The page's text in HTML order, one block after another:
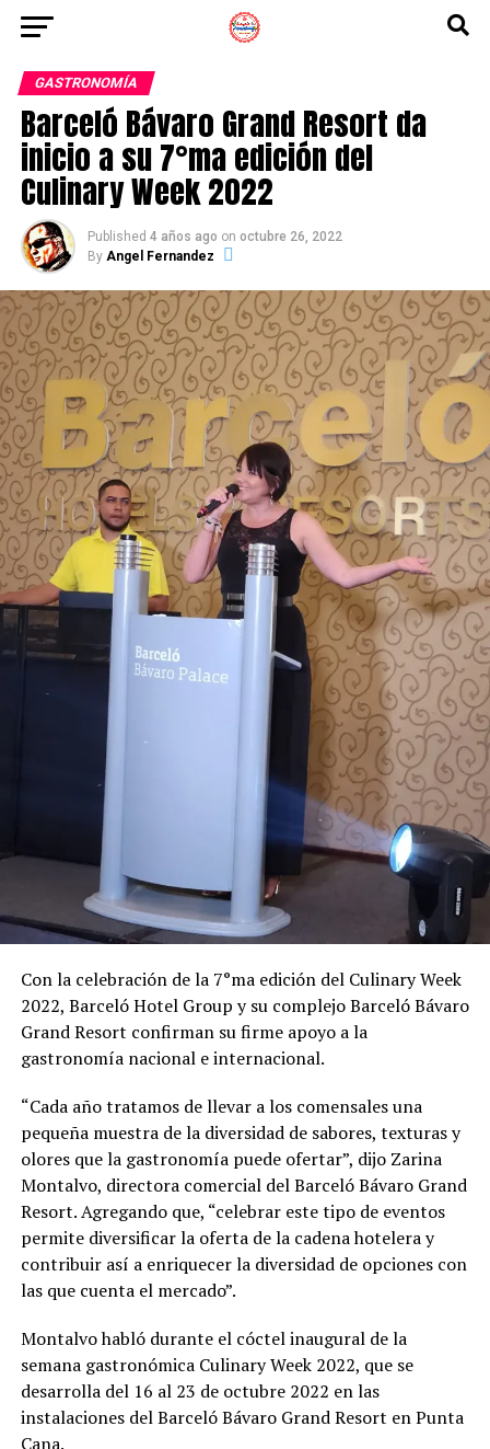
GASTRONOMÍA
Barceló Bávaro Grand Resort da
inicio a su 7°ma edición del
Culinary Week 2022
Published 4 años ago on octubre 26, 2022
By Angel Fernandez
Con la celebración de la 7°ma edición del Culinary Week
2022, Barceló Hotel Group y su complejo Barceló Bávaro
Grand Resort confirman su firme apoyo a la
gastronomía nacional e internacional.
“Cada año tratamos de llevar a los comensales una
pequeña muestra de la diversidad de sabores, texturas y
olores que la gastronomía puede ofertar”, dijo Zarina
Montalvo, directora comercial del Barceló Bávaro Grand
Resort. Agregando que, “celebrar este tipo de eventos
permite diversificar la oferta de la cadena hotelera y
contribuir así a enriquecer la diversidad de opciones con
las que cuenta el mercado”.
Montalvo habló durante el cóctel inaugural de la
semana gastronómica Culinary Week 2022, que se
desarrolla del 16 al 23 de octubre 2022 en las
instalaciones del Barceló Bávaro Grand Resort en Punta
Cana.